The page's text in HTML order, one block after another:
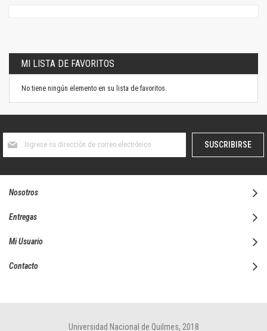
MI LISTA DE FAVORITOS
No tiene ningún elemento en su lista de favoritos.
boletín
SUSCRIBIRSE
Nosotros
Entregas
Mi Usuario
Contacto
Universidad Nacional de Quilmes, 2018